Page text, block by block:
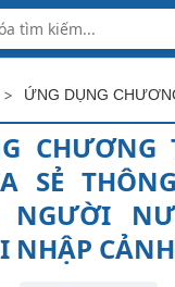
VIỆT NAM
LẠP
>
CHƯƠNG
SẺ
NGƯỜI
NHẬP